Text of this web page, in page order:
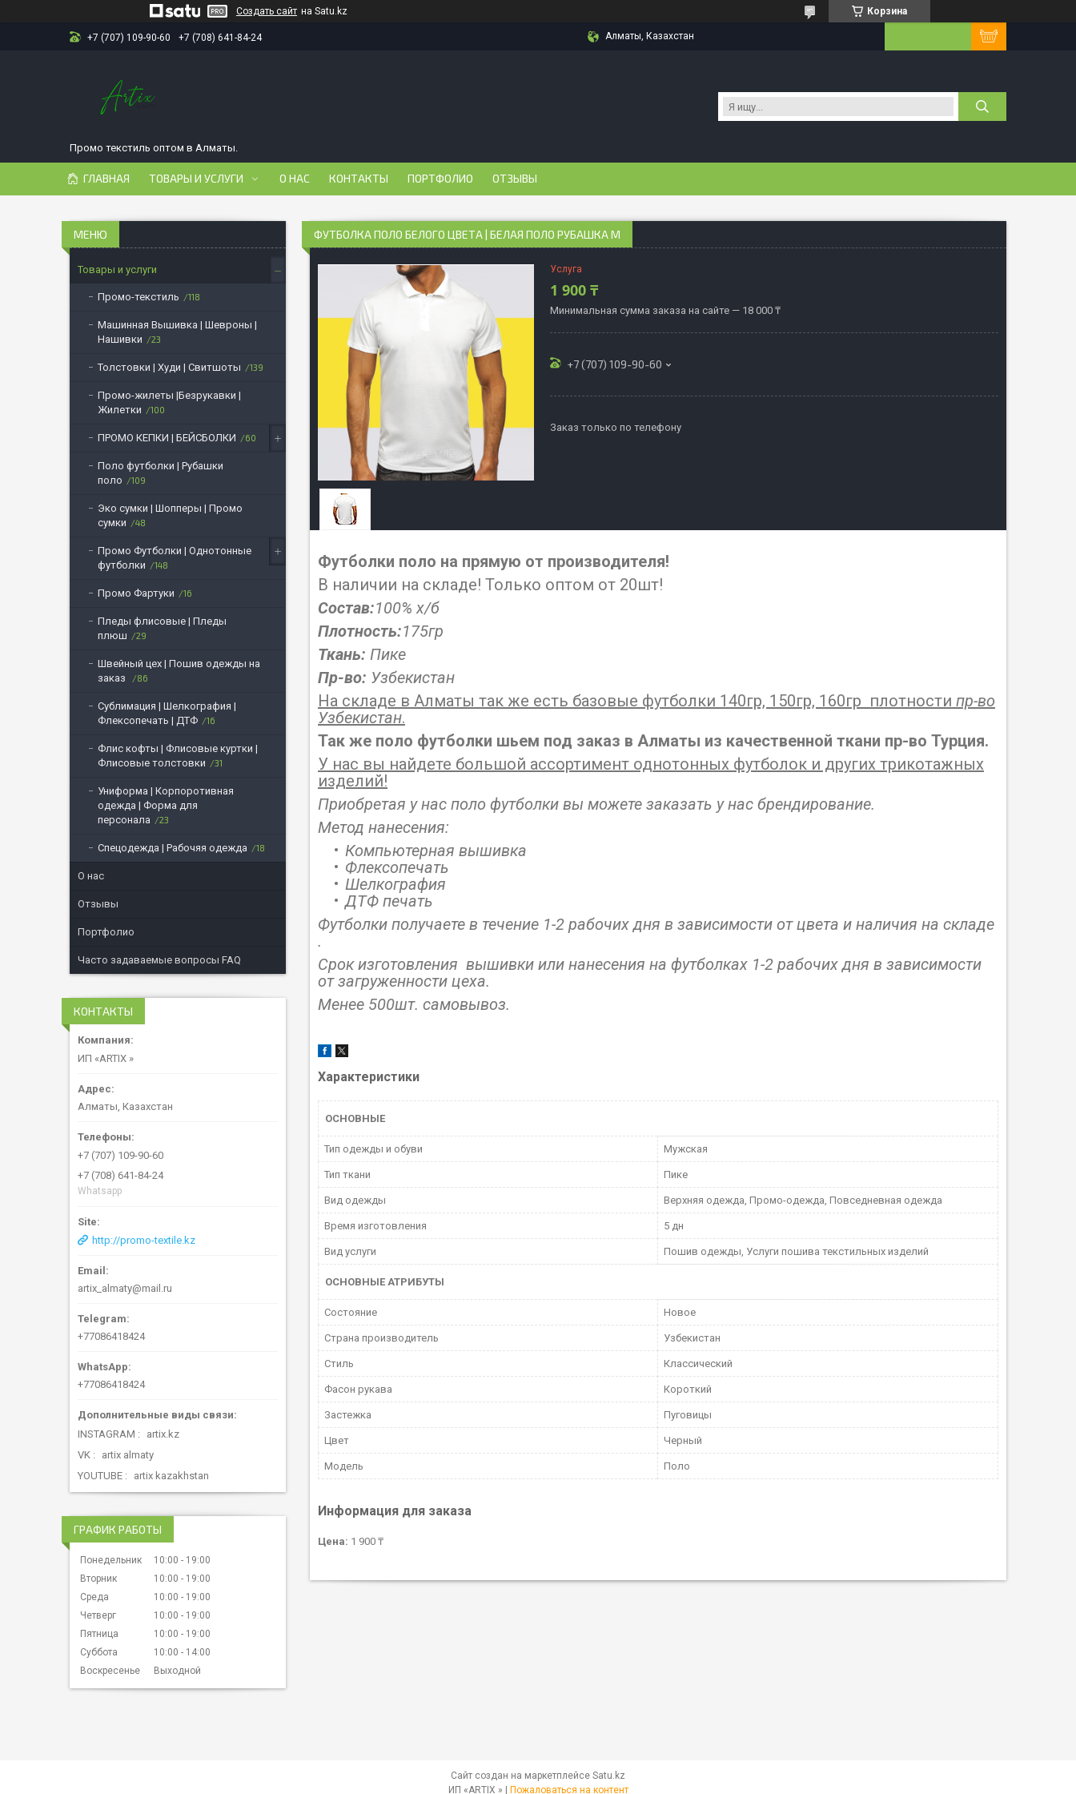
Создать сайт на Satu.kz Корзина
+7 (707) 109-90-60 +7 (708) 641-84-24 Алматы, Казахстан
Промо текстиль оптом в Алматы.
ГЛАВНАЯ ТОВАРЫ И УСЛУГИ О НАС КОНТАКТЫ ПОРТФОЛИО ОТЗЫВЫ
ФУТБОЛКА ПОЛО БЕЛОГО ЦВЕТА | БЕЛАЯ ПОЛО РУБАШКА M
Услуга
1 900 ₸
Минимальная сумма заказа на сайте — 18 000 ₸
+7 (707) 109-90-60
Заказ только по телефону
Футболки поло на прямую от производителя!
В наличии на складе! Только оптом от 20шт!
Состав:100% х/б
Плотность:175гр
Ткань: Пике
Пр-во: Узбекистан
На складе в Алматы так же есть базовые футболки 140гр, 150гр, 160гр плотности пр-во
Узбекистан.
Так же поло футболки шьем под заказ в Алматы из качественной ткани пр-во Турция.
У нас вы найдете большой ассортимент однотонных футболок и других трикотажных
изделий!
Приобретая у нас поло футболки вы можете заказать у нас брендирование.
Метод нанесения:
Компьютерная вышивка
Флексопечать
Шелкография
ДТФ печать
Футболки получаете в течение 1-2 рабочих дня в зависимости от цвета и наличия на складе
.
Срок изготовления вышивки или нанесения на футболках 1-2 рабочих дня в зависимости
от загруженности цеха.
Менее 500шт. самовывоз.
Характеристики
ОСНОВНЫЕ
Тип одежды и обуви Мужская
Тип ткани Пике
Вид одежды Верхняя одежда, Промо-одежда, Повседневная одежда
Время изготовления 5 дн
Вид услуги Пошив одежды, Услуги пошива текстильных изделий
ОСНОВНЫЕ АТРИБУТЫ
Состояние Новое
Страна производитель Узбекистан
Стиль Классический
Фасон рукава Короткий
Застежка Пуговицы
Цвет Черный
Мoдель Поло
Информация для заказа
Цена: 1 900 ₸
Товары и услуги
Промо-текстиль 118
Машинная Вышивка | Шевроны |
Нашивки
23
Толстовки | Худи | Свитшоты 139
Промо-жилеты |Безрукавки |
Жилетки
100
ПРОМО КЕПКИ | БЕЙСБОЛКИ 60
Поло футболки | Рубашки
поло
109
Эко сумки | Шопперы | Промо
сумки
48
Промо Футболки | Однотонные
футболки
148
Промо Фартуки 16
Пледы флисовые | Пледы
плюш
29
Швейный цех | Пошив одежды на
заказ
86
Сублимация | Шелкография |
Флексопечать | ДТФ
16
Флис кофты | Флисовые куртки |
Флисовые толстовки
31
Униформа | Корпоротивная
одежда | Форма для
персонала
23
Спецодежда | Рабочяя одежда 18
О нас
Отзывы
Портфолио
Часто задаваемые вопросы FAQ
КОНТАКТЫ
ИП «ARTIX »
Алматы, Казахстан
+7 (707) 109-90-60
+7 (708) 641-84-24
Whatsapp
http://promo-textile.kz
artix_almaty@mail.ru
+77086418424
+77086418424
INSTAGRAM
artix.kz
VK
artix almaty
YOUTUBE
artix kazakhstan
ГРАФИК РАБОТЫ
Понедельник 10:00
19:00
Вторник
10:00
19:00
Среда
10:00
19:00
Четверг
10:00
19:00
Пятница
10:00
19:00
Суббота
10:00
14:00
Воскресенье
Выходной
Сайт создан на маркетплейсе Satu.kz
Пожаловаться на контент